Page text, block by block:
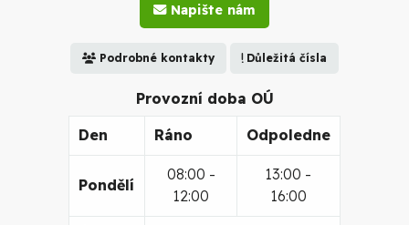
Napište nám
Podrobné kontakty Důležitá čísla
Provozní doba OÚ
Den
Ráno Odpoledne
Pondělí
08:00 -
12:00
13:00 -
16:00